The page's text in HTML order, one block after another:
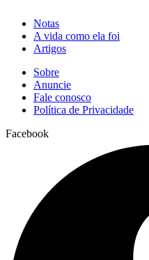
Notas
A vida como ela foi
Artigos
Sobre
Anuncie
Fale conosco
Política de Privacidade
Facebook